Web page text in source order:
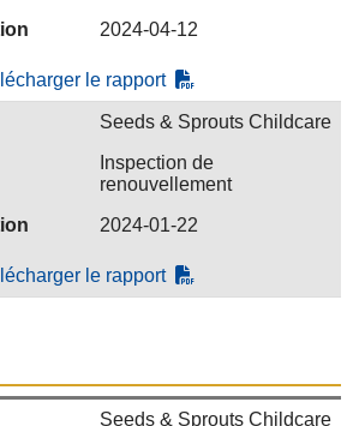
2024-04-12
le rapport
Seeds & Sprouts Childcare
Inspection de
renouvellement
2024-01-22
le rapport
Seeds & Sprouts Childcare